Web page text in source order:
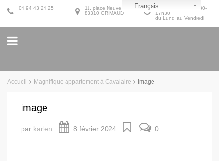
9h30-12h30 et 14h30-
17h30
du Lundi au Vendredi
11, place Neuve
83310 GRIMAUD
04 94 43 24 25
Accueil Magnifique appartement à Cavalaire image
image
par karlen 8 février 2024 0
Français